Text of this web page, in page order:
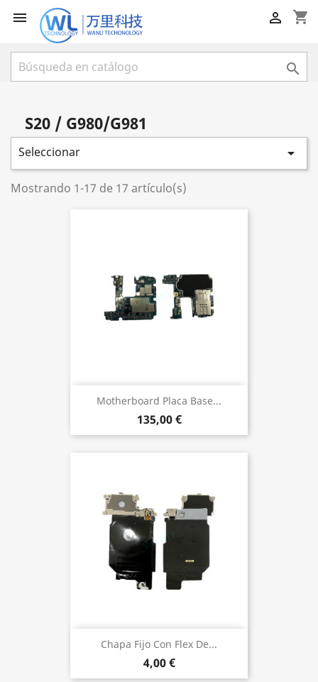
 shopping_cart


S20 / G980/G981
Seleccionar 
Mostrando 1-17 de 17 artículo(s)
Motherboard Placa Base...
135,00 €
Chapa Fijo Con Flex De...
4,00 €